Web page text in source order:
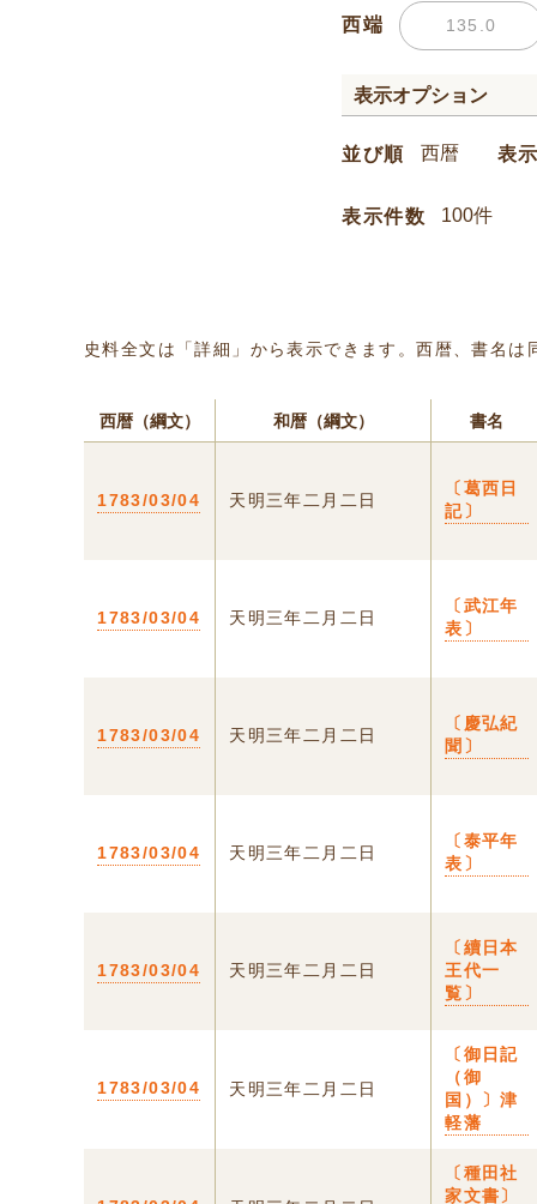
西端
表示オプション
並び順 表
表示件数
史料全文は「詳細」から表示できます。西暦、書名
西暦（綱文） 和暦（綱文） 書名
1783/03/04 天明三年二月二日
〔葛西日
記〕
1783/03/04 天明三年二月二日
〔武江年
表〕
1783/03/04 天明三年二月二日
〔慶弘紀
聞〕
1783/03/04 天明三年二月二日
〔泰平年
表〕
1783/03/04 天明三年二月二日
〔續日本
王代一
覧〕
1783/03/04 天明三年二月二日
〔御日記
（御
国）〕津
軽藩
〔種田社
家文書〕